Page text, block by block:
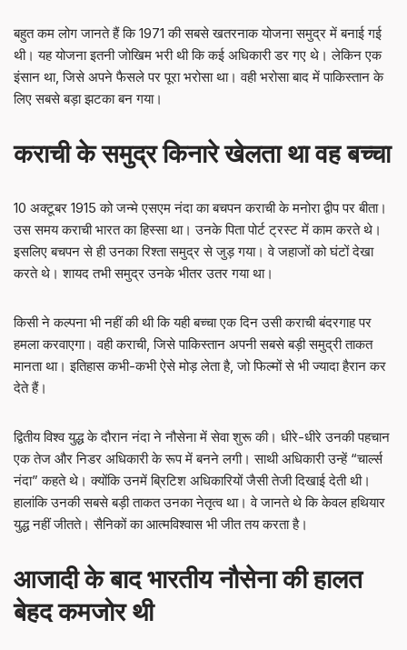
बहुत कम लोग जानते हैं कि 1971 की सबसे खतरनाक योजना समुद्र में बनाई गई
थी। यह योजना इतनी जोखिम भरी थी कि कई अधिकारी डर गए थे। लेकिन एक
इंसान था, जिसे अपने फैसले पर पूरा भरोसा था। वही भरोसा बाद में पाकिस्तान के
लिए सबसे बड़ा झटका बन गया।
कराची के समुद्र किनारे खेलता था वह बच्चा
10 अक्टूबर 1915 को जन्मे एसएम नंदा का बचपन कराची के मनोरा द्वीप पर बीता।
उस समय कराची भारत का हिस्सा था। उनके पिता पोर्ट ट्रस्ट में काम करते थे।
इसलिए बचपन से ही उनका रिश्ता समुद्र से जुड़ गया। वे जहाजों को घंटों देखा
करते थे। शायद तभी समुद्र उनके भीतर उतर गया था।
किसी ने कल्पना भी नहीं की थी कि यही बच्चा एक दिन उसी कराची बंदरगाह पर
हमला करवाएगा। वही कराची, जिसे पाकिस्तान अपनी सबसे बड़ी समुद्री ताकत
मानता था। इतिहास कभी-कभी ऐसे मोड़ लेता है, जो फिल्मों से भी ज्यादा हैरान कर
देते हैं।
द्वितीय विश्व युद्ध के दौरान नंदा ने नौसेना में सेवा शुरू की। धीरे-धीरे उनकी पहचान
एक तेज और निडर अधिकारी के रूप में बनने लगी। साथी अधिकारी उन्हें “चार्ल्स
नंदा” कहते थे। क्योंकि उनमें ब्रिटिश अधिकारियों जैसी तेजी दिखाई देती थी।
हालांकि उनकी सबसे बड़ी ताकत उनका नेतृत्व था। वे जानते थे कि केवल हथियार
युद्ध नहीं जीतते। सैनिकों का आत्मविश्वास भी जीत तय करता है।
आजादी के बाद भारतीय नौसेना की हालत
बेहद कमजोर थी